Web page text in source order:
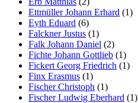
Ettmüller Johann Erhard (1)
Eyth Eduard (6)
Falckner Justus (1)
Falk Johann Daniel (2)
Fichte Johann Gottlieb (1)
Fickert Georg Friedrich (1)
Finx Erasmus (1)
Fischer Christoph (1)
Fischer Ludwig Eberhard (1)